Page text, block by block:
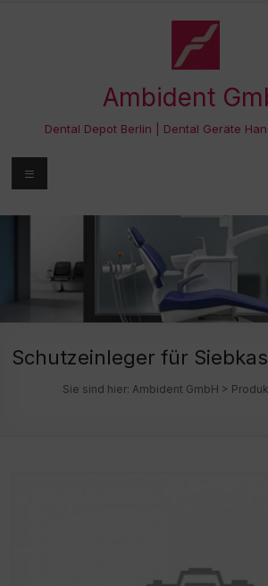
Ambident
Dental Depot Berlin | Dental Geräte
Menü
Schutzeinleger für
Sie sind hier: Ambident GmbH >